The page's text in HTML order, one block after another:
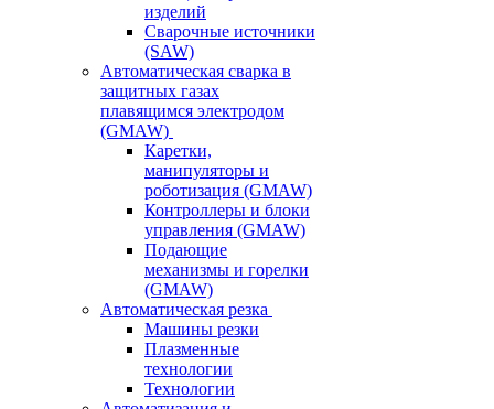
изделий
Сварочные источники
(SAW)
Автоматическая сварка в
защитных газах
плавящимся электродом
(GMAW)
Каретки,
манипуляторы и
роботизация (GMAW)
Контроллеры и блоки
управления (GMAW)
Подающие
механизмы и горелки
(GMAW)
Автоматическая резка
Машины резки
Плазменные
технологии
Технологии